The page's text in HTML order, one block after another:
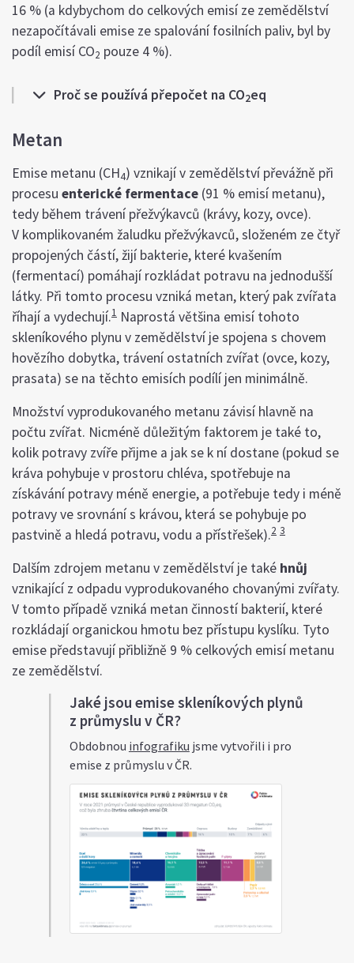
16 % (a kdybychom do celkových emisí ze zemědělství
nezapočítávali emise ze spalování fosilních paliv, byl by
podíl emisí CO2 pouze 4 %).
Proč se používá přepočet na CO2eq
Metan
Emise metanu (CH4) vznikají v zemědělství převážně při
procesu enterické fermentace (91 % emisí metanu),
tedy během trávení přežvýkavců (krávy, kozy, ovce).
V komplikovaném žaludku přežvýkavců, složeném ze čtyř
propojených částí, žijí bakterie, které kvašením
(fermentací) pomáhají rozkládat potravu na jednodušší
látky. Při tomto procesu vzniká metan, který pak zvířata
říhají a vydechují.1 Naprostá většina emisí tohoto
skleníkového plynu v zemědělství je spojena s chovem
hovězího dobytka, trávení ostatních zvířat (ovce, kozy,
prasata) se na těchto emisích podílí jen minimálně.
Množství vyprodukovaného metanu závisí hlavně na
počtu zvířat. Nicméně důležitým faktorem je také to,
kolik potravy zvíře přijme a jak se k ní dostane (pokud se
kráva pohybuje v prostoru chléva, spotřebuje na
získávání potravy méně energie, a potřebuje tedy i méně
potravy ve srovnání s krávou, která se pohybuje po
pastvině a hledá potravu, vodu a přístřešek).2 3
Dalším zdrojem metanu v zemědělství je také hnůj
vznikající z odpadu vyprodukovaného chovanými zvířaty.
V tomto případě vzniká metan činností bakterií, které
rozkládají organickou hmotu bez přístupu kyslíku. Tyto
emise představují přibližně 9 % celkových emisí metanu
ze zemědělství.
Jaké jsou emise skleníkových plynů
z průmyslu v ČR?
Obdobnou infografiku jsme vytvořili i pro
emise z průmyslu v ČR.